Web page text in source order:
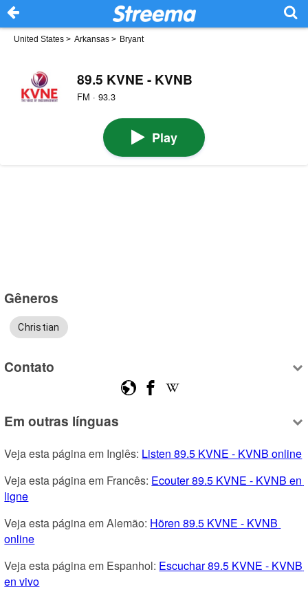
United States > Arkansas > Bryant
89.5 KVNE - KVNB
FM · 93.3
Play
Gêneros
Christian
Contato
Em outras línguas
Veja esta página em Inglês: Listen 89.5 KVNE - KVNB online
Veja esta página em Francês: Ecouter 89.5 KVNE - KVNB en
ligne
Veja esta página em Alemão: Hören 89.5 KVNE - KVNB
online
Veja esta página em Espanhol: Escuchar 89.5 KVNE - KVNB
en vivo